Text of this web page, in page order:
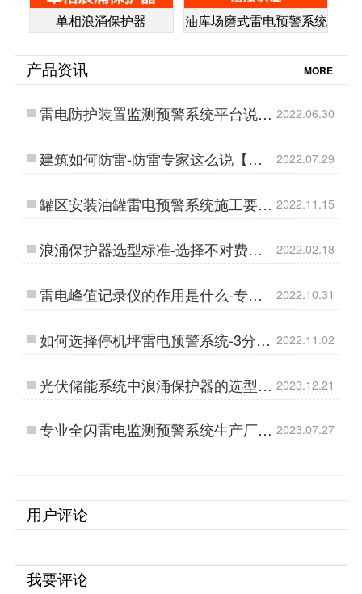
单相浪涌保护器 油库场磨式雷电预警系统
产品资讯 MORE
雷电防护装置监测预警系统平台说
明-点击了解详情【杭州易造】…
2022.06.30
建筑如何防雷-防雷专家这么说【易
造】…
2022.07.29
罐区安装油罐雷电预警系统施工要注
意哪些？【易造防雷】…
2022.11.15
浪涌保护器选型标准-选择不对费钱
又费力【杭州易造】…
2022.02.18
雷电峰值记录仪的作用是什么-专业
技术告诉你【易造防雷】…
2022.10.31
如何选择停机坪雷电预警系统-3分钟
告诉你【易造防雷】…
2022.11.02
光伏储能系统中浪涌保护器的选型-
点击查看-易造防雷…
2023.12.21
专业全闪雷电监测预警系统生产厂
家-EW3.0精准高效！…
2023.07.27
用户评论
我要评论